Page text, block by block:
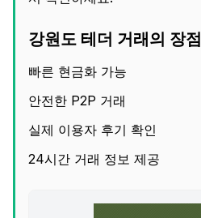
강원도 테더 거래의 장점
빠른 현금화 가능
안전한 P2P 거래
실제 이용자 후기 확인
24시간 거래 정보 제공